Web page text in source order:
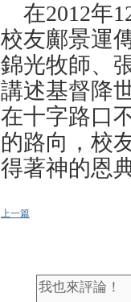
在2012年
校友鄺景運
錦光牧師、
講述基督降
在十字路口
的路向，校
得著神的恩
上一篇